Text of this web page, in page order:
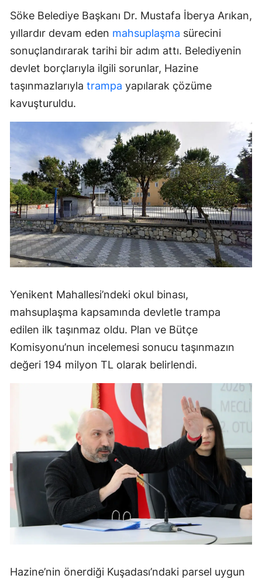
Söke Belediye Başkanı Dr. Mustafa İberya Arıkan,
yıllardır devam eden mahsuplaşma sürecini
sonuçlandırarak tarihi bir adım attı. Belediyenin
devlet borçlarıyla ilgili sorunlar, Hazine
taşınmazlarıyla trampa yapılarak çözüme
kavuşturuldu.
Yenikent Mahallesi’ndeki okul binası,
mahsuplaşma kapsamında devletle trampa
edilen ilk taşınmaz oldu. Plan ve Bütçe
Komisyonu’nun incelemesi sonucu taşınmazın
değeri 194 milyon TL olarak belirlendi.
Hazine’nin önerdiği Kuşadası’ndaki parsel uygun